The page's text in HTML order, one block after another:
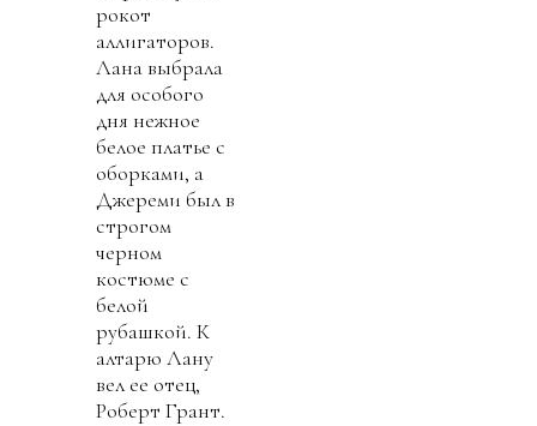
рокот
аллигаторов.
Лана выбрала
для особого
дня нежное
белое платье с
оборками, а
Джереми был в
строгом
черном
костюме с
белой
рубашкой. К
алтарю Лану
вел ее отец,
Роберт Грант.